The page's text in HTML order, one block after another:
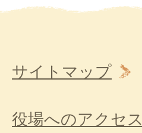
サイトマップ
役場へのアクセス